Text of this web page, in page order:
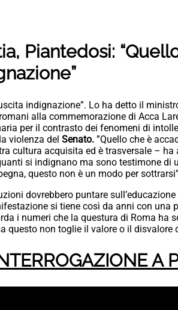
Piantedosi:
indignazione”. Lo ha detto il
alla commemorazione di Acca
per il contrasto dei fenomeni di
violenza del Senato. ”Quello che è
cultura acquisita ed è trasversale –
si indignano ma sono testimone di
questo non è un modo per
dovrebbero puntare
si tiene così da anni con una
i numeri che la questura di Roma ha
questo non toglie il valore o il disvalore
A